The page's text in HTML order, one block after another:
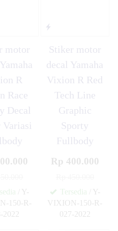
motor
R
Race
Decal
Variasi
/ Y-
150-R-
Stiker motor
decal Yamaha
Vixion R Red
Tech Line
Graphic
Sporty
Fullbody
Rp 400.000
Tersedia / Y-
VIXION-150-R-
027-2022